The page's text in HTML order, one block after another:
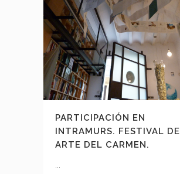
PARTICIPACIÓN EN
INTRAMURS. FESTIVAL DE
ARTE DEL CARMEN.